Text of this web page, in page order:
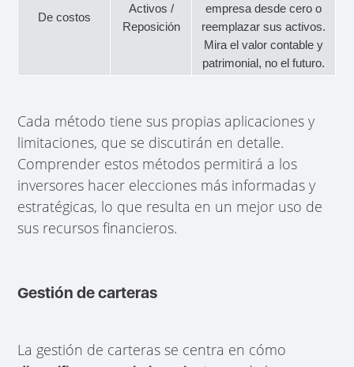
De costos
Activos /
Reposición
empresa desde cero o
reemplazar sus activos.
Mira el valor contable y
patrimonial, no el futuro.
Cada método tiene sus propias aplicaciones y
limitaciones, que se discutirán en detalle.
Comprender estos métodos permitirá a los
inversores hacer elecciones más informadas y
estratégicas, lo que resulta en un mejor uso de
sus recursos financieros.
Gestión de carteras
La gestión de carteras se centra en cómo